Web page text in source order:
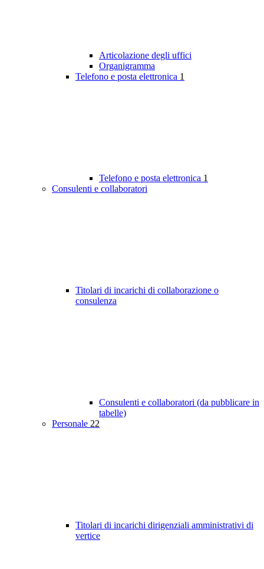
Articolazione degli uffici
Organigramma
Telefono e posta elettronica 1
Telefono e posta elettronica 1
Consulenti e collaboratori
Titolari di incarichi di collaborazione o
consulenza
Consulenti e collaboratori (da pubblicare in
tabelle)
Personale 22
Titolari di incarichi dirigenziali amministrativi di
vertice